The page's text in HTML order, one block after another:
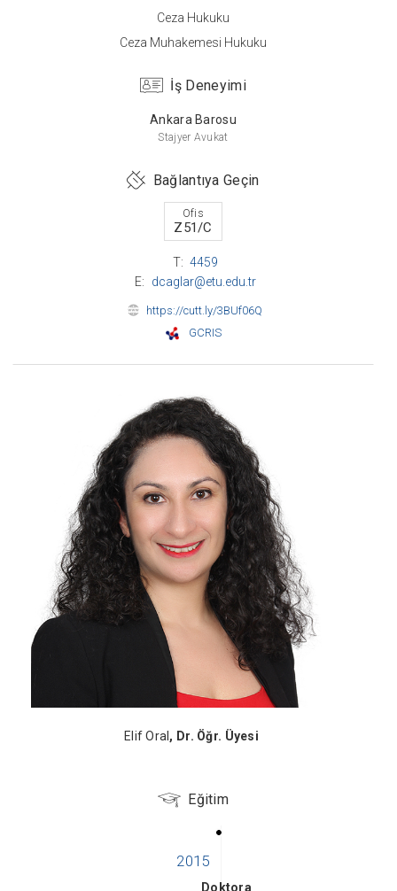
Ceza Hukuku
Ceza Muhakemesi Hukuku
İş Deneyimi
Ankara Barosu
Stajyer Avukat
Bağlantıya Geçin
Ofis
Z51/C
T: 4459
E:
dcaglar@etu.edu.tr
https://cutt.ly/3BUf06Q
GCRIS
Elif Oral , Dr. Öğr. Üyesi
Eğitim
Doktora